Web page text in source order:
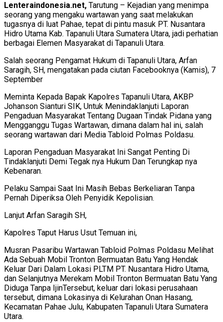
Lenteraindonesia.net, Tarutung – Kejadian yang menimpa
seorang yang mengaku wartawan yang saat melakukan
tugasnya di luat Pahae, tepat di pintu masuk PT. Nusantara
Hidro Utama Kab. Tapanuli Utara Sumatera Utara, jadi perhatian
berbagai Elemen Masyarakat di Tapanuli Utara.
Salah seorang Pengamat Hukum di Tapanuli Utara, Arfan
Saragih, SH, mengatakan pada ciutan Facebooknya (Kamis), 7
September
Meminta Kepada Bapak Kapolres Tapanuli Utara, AKBP
Johanson Sianturi SIK, Untuk Menindaklanjuti Laporan
Pengaduan Masyarakat Tentang Dugaan Tindak Pidana yang
Mengganggu Tugas Wartawan, dimana dalam hal ini, salah
seorang wartawan dari Media Tabloid Polmas Poldasu.
Laporan Pengaduan Masyarakat Ini Sangat Penting Di
Tindaklanjuti Demi Tegak nya Hukum Dan Terungkap nya
Kebenaran.
Pelaku Sampai Saat Ini Masih Bebas Berkeliaran Tanpa
Pernah Diperiksa Oleh Penyidik Kepolisian.
Lanjut Arfan Saragih SH,
Kapolres Taput Harus Usut Temuan ini,
Musran Pasaribu Wartawan Tabloid Polmas Poldasu Melihat
Ada Sebuah Mobil Tronton Bermuatan Batu Yang Hendak
Keluar Dari Dalam Lokasi PLTM PT. Nusantara Hidro Utama,
dan Selanjutnya Merekam Mobil Tronton Bermuatan Batu Yang
Diduga Tanpa IjinTersebut, keluar dari lokasi perusahaan
tersebut, dimana Lokasinya di Kelurahan Onan Hasang,
Kecamatan Pahae Julu, Kabupaten Tapanuli Utara Sumatera
Utara.